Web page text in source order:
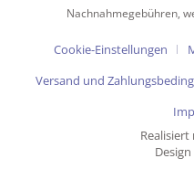
Nachnahmegebühren,
Cookie-Einstellungen
Versand und